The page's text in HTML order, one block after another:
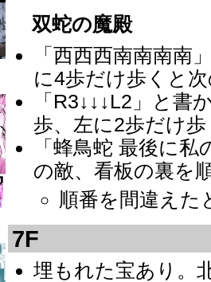
双蛇の魔殿
「西西西南南南南
に4歩だけ歩くと
「R3↓↓↓L2」と
歩、左に2歩だけ
「蜂鳥蛇 最後に
の敵、看板の裏を
順番を間違えた
7F
埋もれた宝あり。